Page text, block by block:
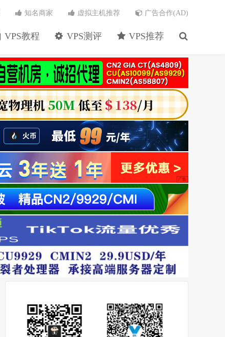
VPS教程 VPS测评 VPS推荐
知名商家 虚拟主机推荐 广告合作(AD)